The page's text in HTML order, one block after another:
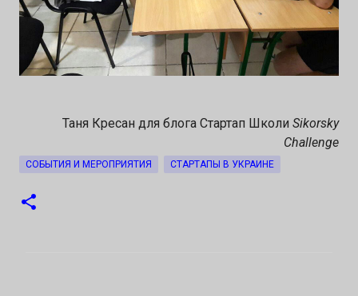
Таня Кресан для блога Стартап Школи Sikorsky
Challenge
СОБЫТИЯ И МЕРОПРИЯТИЯ СТАРТАПЫ В УКРАИНЕ